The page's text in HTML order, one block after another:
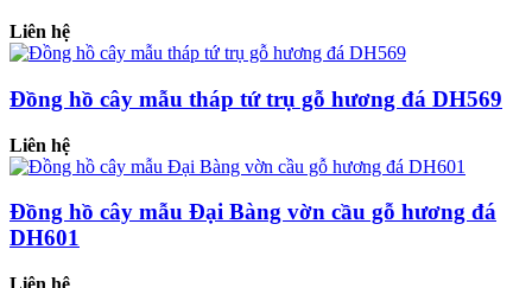
Liên hệ
Đồng hồ cây mẫu tháp tứ trụ gỗ hương đá DH569
Liên hệ
Đồng hồ cây mẫu Đại Bàng vờn cầu gỗ hương đá
DH601
Liên hệ